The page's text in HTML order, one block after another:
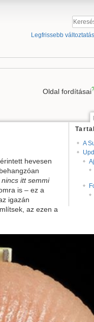
Legfrissebb
Oldal fordításai?
A
hevesen
itt semmi
is – ez a
igazán
az ezen a